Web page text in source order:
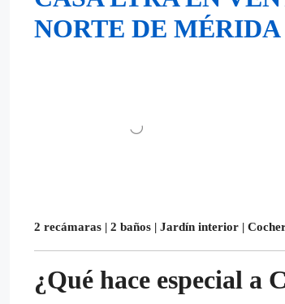
NORTE DE MÉRIDA
2 recámaras | 2 baños | Jardín interior |
¿Qué hace especial a